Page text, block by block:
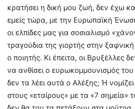
κρατήσει η δική μου ζωή, δεν έχω
εμείς τώρα, με την Ευρωπαϊκή
οι ελπίδες μας για σοσιαλισμό
τραγούδια της γιορτής στην
ο ποιητής. Κι έπειτα, οι Βρυξέλλες
να ανθίσει ο ευρωκομμουνισμός του
δεν τα λέει αυτά ο Αλέξης; Ή
στους «εταίρους» με τα «7 σημεία»